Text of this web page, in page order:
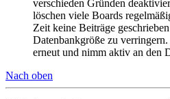
verschieden Gründen
löschen viele Boards
Zeit keine Beiträge
Datenbankgröße zu
erneut und nimm aktiv an den
Nach oben